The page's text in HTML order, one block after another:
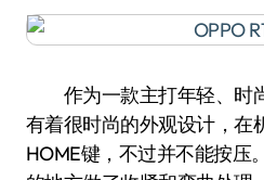
作为一款主打年轻、时尚
有着很时尚的外观设计，在
HOME键，不过并不能按压